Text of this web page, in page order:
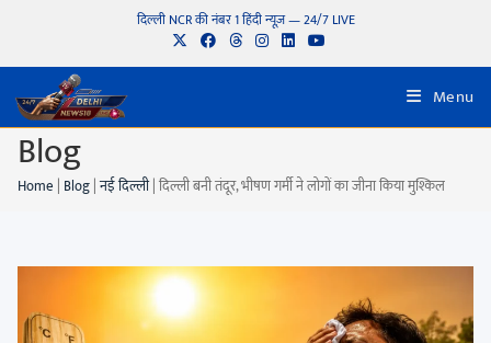
दिल्ली NCR की नंबर 1 हिंदी न्यूज़ — 24/7 LIVE
Menu
Blog
Home | Blog|नई दिल्ली|दिल्ली बनी तंदूर, भीषण गर्मी ने लोगों का जीना किया मुश्किल